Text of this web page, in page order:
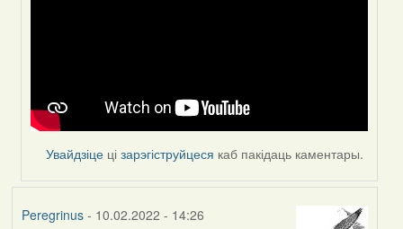
Увайдзіце цізарэгіструйцеся каб пакідаць каментары.
Peregrinus- 10.02.2022 - 14:26